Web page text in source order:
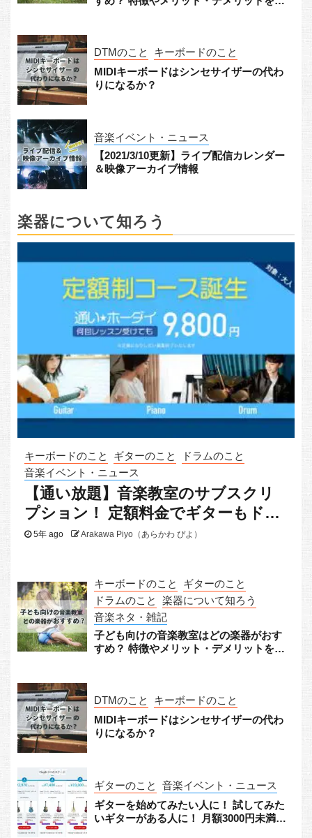
DTMのこと
キーボードのこと
MIDIキーボードはシンセサイザーの代わ
りになるか？
音楽イベント・ニュース
【2021/3/10更新】ライブ配信カレンダー
＆映像アーカイブ情報
楽器について知ろう
キーボードのこと ギターのこと
ドラムのこと
音楽イベント・ニュース
【通い放題】音楽教室のサブスクリ
プション！ 定額料金でギターもドラ
ムもピアノも
5年 ago Arakawa Piyo（あらかわ ぴよ）
キーボードのこと
ギターのこと
ドラムのこと
楽器について知ろう
音楽ネタ・雑記
子ども向けの音楽教室はどの楽器がおす
すめ？ 特徴やメリット・デメリットをチ
DTMのこと
キーボードのこと
MIDIキーボードはシンセサイザーの代わ
りになるか？
ギターのこと
音楽イベント・ニュース
ギターを始めてみたい人に！ 試してみた
いギターがある人に！ 月額3000円未満か